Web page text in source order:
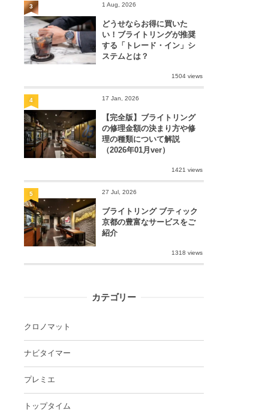
1 Aug, 2026
どうせならお得に買いた
い！ブライトリングが推奨
する「トレード・イン」シ
ステムとは？
1504 views
3
17 Jan, 2026
【完全版】ブライトリング
の修理金額の決まり方や修
理の種類について解説
（2026年01月ver）
1421 views
4
27 Jul, 2026
ブライトリング ブティック
京都の豊富なサービスをご
紹介
1318 views
5
カテゴリー
クロノマット
ナビタイマー
プレミエ
トップタイム